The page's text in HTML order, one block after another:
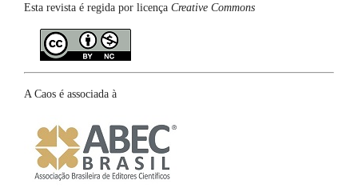
Esta revista é regida por licença Creative Commons
A Caos é associada à